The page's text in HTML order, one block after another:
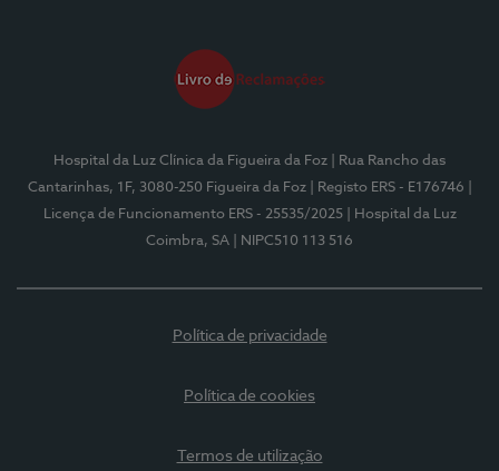
Hospital da Luz Clínica da Figueira da Foz
| Rua Rancho das
Cantarinhas, 1F, 3080-250 Figueira da Foz
| Registo ERS - E176746
Licença de Funcionamento ERS - 25535/2025
| Hospital da Luz
Coimbra, SA
| NIPC510 113 516
Política de privacidade
Política de cookies
Termos de utilização